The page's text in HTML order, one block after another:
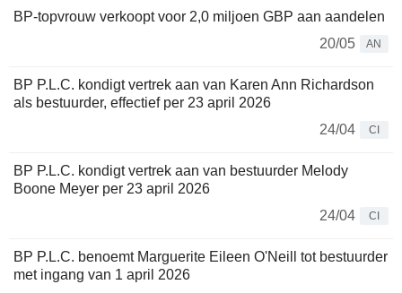
BP-topvrouw verkoopt voor 2,0 miljoen GBP aan aandelen
20/05
AN
BP P.L.C. kondigt vertrek aan van Karen Ann Richardson
als bestuurder, effectief per 23 april 2026
24/04
CI
BP P.L.C. kondigt vertrek aan van bestuurder Melody
Boone Meyer per 23 april 2026
24/04
CI
BP P.L.C. benoemt Marguerite Eileen O'Neill tot bestuurder
met ingang van 1 april 2026